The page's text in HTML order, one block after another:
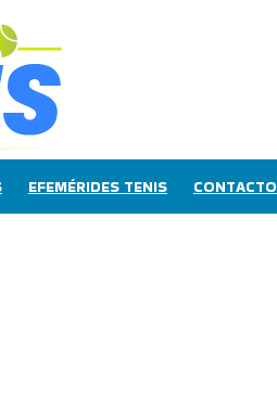
EFEMÉRIDES TENIS CONTACTO